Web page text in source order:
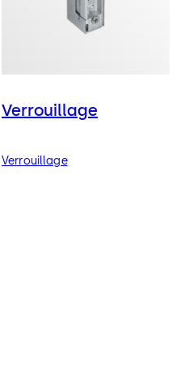
Verrouillage
Verrouillage